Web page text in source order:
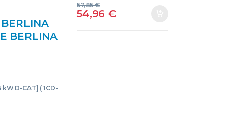
BERLINA
1CD-FTV
D-CAT] ( 1CD-
54,96 €
57,85€